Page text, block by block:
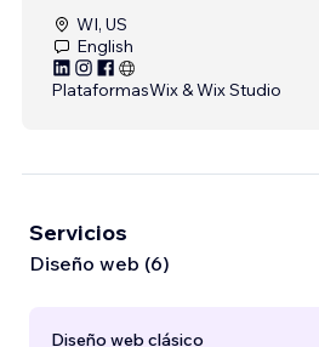
WI, US
English
PlataformasWix & Wix Studio
Servicios
Diseño web (6)
Diseño web clásico